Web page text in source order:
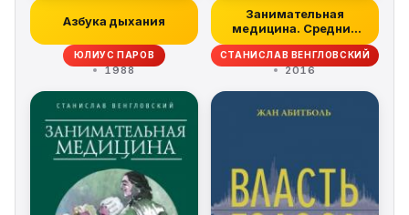
Азбука дыхания
ЮЛИУС ПАРОВ
1988
Занимательная
медицина. Средние
века
СТАНИСЛАВ ВЕНГЛОВСКИЙ
2016